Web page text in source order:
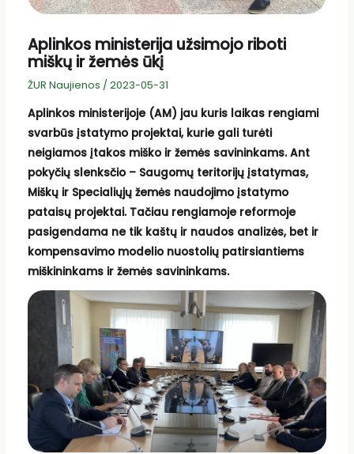
Aplinkos ministerija užsimojo riboti
miškų ir žemės ūkį
ŽUR Naujienos / 2023-05-31
Aplinkos ministerijoje (AM) jau kuris laikas rengiami
svarbūs įstatymo projektai, kurie gali turėti
neigiamos įtakos miško ir žemės savininkams. Ant
pokyčių slenksčio – Saugomų teritorijų įstatymas,
Miškų ir Specialiųjų žemės naudojimo įstatymo
pataisų projektai. Tačiau rengiamoje reformoje
pasigendama ne tik kaštų ir naudos analizės, bet ir
kompensavimo modelio nuostolių patirsiantiems
miškininkams ir žemės savininkams.